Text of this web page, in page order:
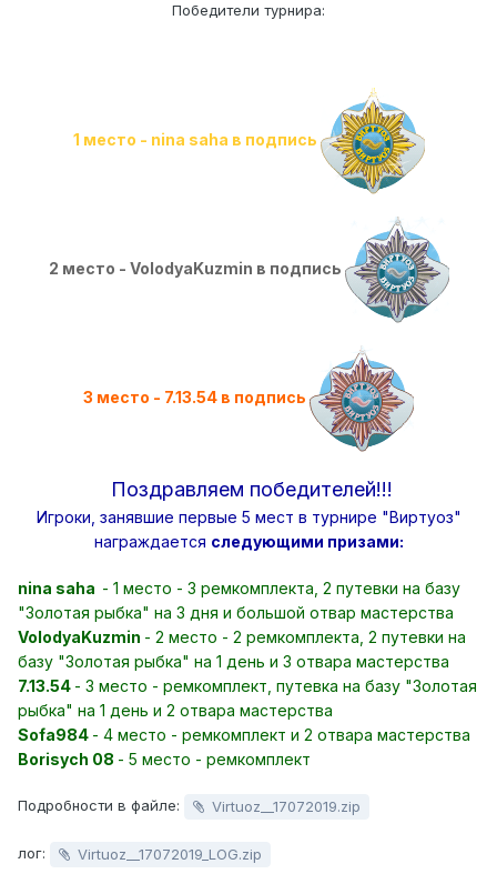
Победители турнира:
1 место - nina saha в подпись
2 место - VolodyaKuzmin в подпись
3 место - 7.13.54 в подпись
Поздравляем победителей!!!
Игроки, занявшие первые 5 мест в турнире "Виртуоз"
награждается следующими призами:
nina saha - 1 место - 3 ремкомплекта, 2 путевки на базу
"Золотая рыбка" на 3 дня и большой отвар мастерства
VolodyaKuzmin - 2 место - 2 ремкомплекта, 2 путевки на
базу "Золотая рыбка" на 1 день и 3 отвара мастерства
7.13.54 - 3 место - ремкомплект, путевка на базу "Золотая
рыбка" на 1 день и 2 отвара мастерства
Sofa984 - 4 место - ремкомплект и 2 отвара мастерства
Borisych 08 - 5 место - ремкомплект
Подробности в файле: Virtuoz__17072019.zip
лог: Virtuoz__17072019_LOG.zip